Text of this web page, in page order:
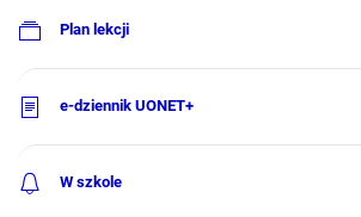
Plan lekcji
e-dziennik UONET+
W szkole